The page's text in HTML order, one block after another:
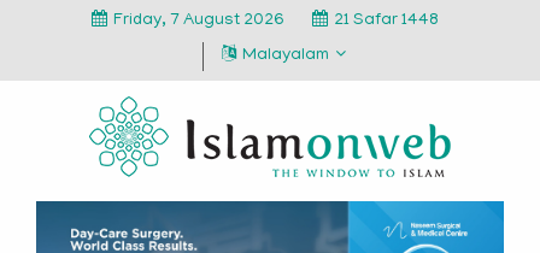
Friday, 7 August 2026
21 Safar 1448
Malayalam